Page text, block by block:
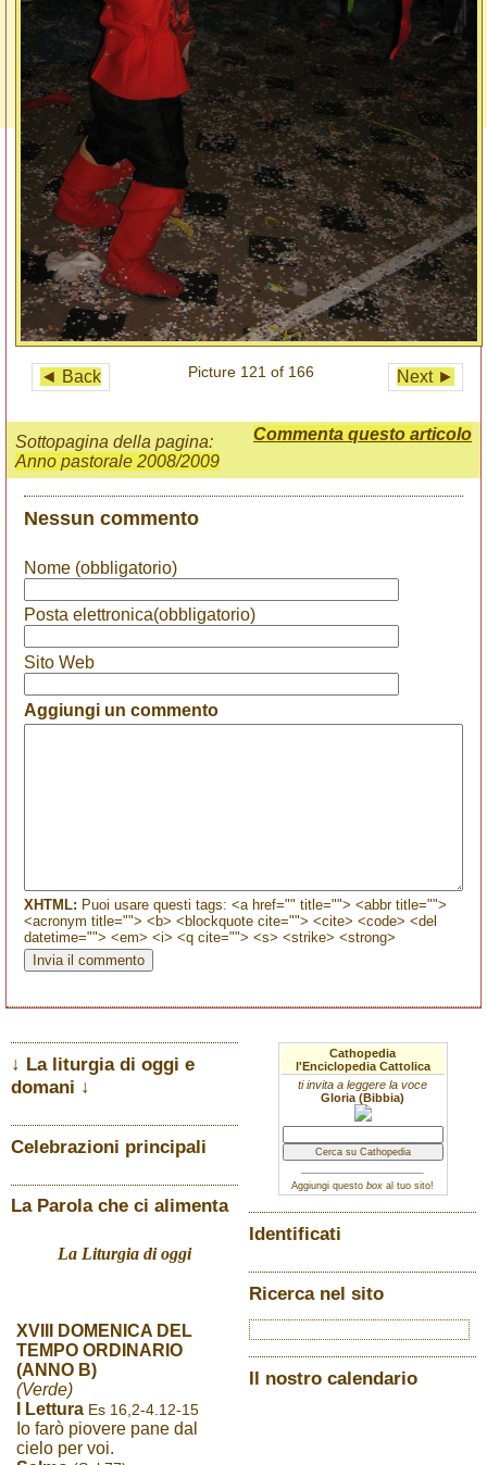
◄ Back Next ►
Picture 121 of 166
Commenta questo articolo
Sottopagina della pagina:
Anno pastorale 2008/2009
Nessun commento
Nome (obbligatorio)
Posta elettronica(obbligatorio)
Sito Web
Aggiungi un commento
XHTML: Puoi usare questi tags: <a href="" title=""> <abbr title="">
<acronym title=""> <b> <blockquote cite=""> <cite> <code> <del
datetime=""> <em> <i> <q cite=""> <s> <strike> <strong>
↓ La liturgia di oggi e
domani ↓
Celebrazioni principali
La Parola che ci alimenta
La Liturgia di oggi
XVIII DOMENICA DEL
TEMPO ORDINARIO
(ANNO B)
(Verde)
I Lettura Es 16,2-4.12-15
Io farò piovere pane dal
cielo per voi.
Cathopedia
l'Enciclopedia Cattolica
ti invita a leggere la voce
Gloria (Bibbia)
Aggiungi questo box al tuo sito!
Identificati
Ricerca nel sito
Il nostro calendario